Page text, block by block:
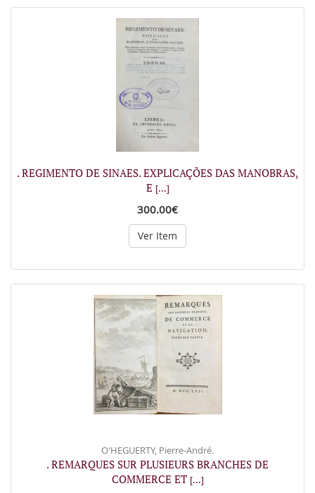
. REGIMENTO DE SINAES. EXPLICAÇÕES DAS MANOBRAS,
E [...]
300.00€
Ver Item
O'HEGUERTY, Pierre-André.
. REMARQUES SUR PLUSIEURS BRANCHES DE
COMMERCE ET [...]